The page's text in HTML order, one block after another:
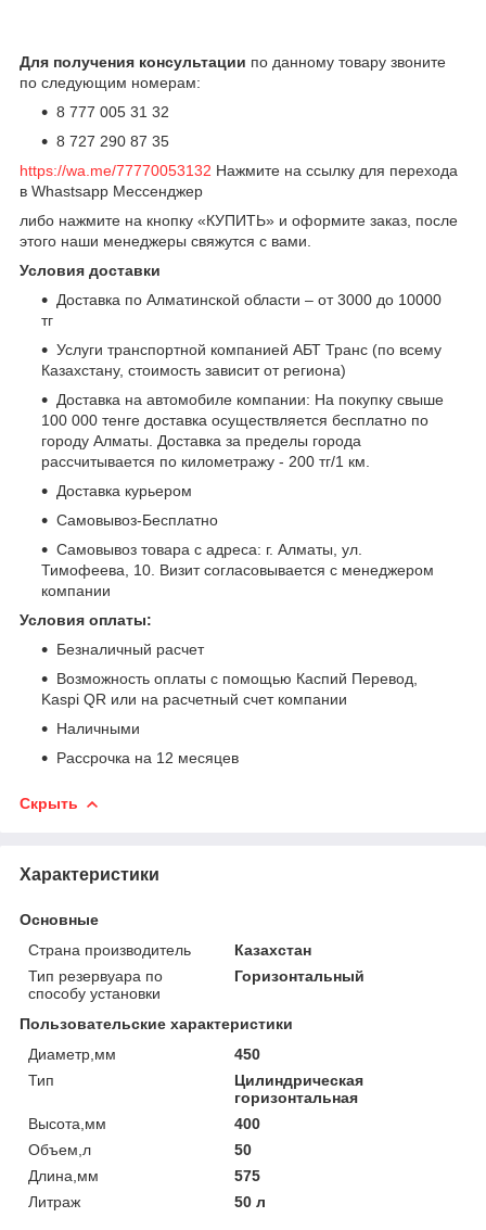
Для получения консультации по данному товару звоните
по следующим номерам:
8 777 005 31 32
8 727 290 87 35
https://wa.me/77770053132 Нажмите на ссылку для перехода
в Whastsapp Мессенджер
либо нажмите на кнопку «КУПИТЬ» и оформите заказ, после
этого наши менеджеры свяжутся с вами.
Условия доставки
Доставка по Алматинской области – от 3000 до 10000
тг
Услуги транспортной компанией АБТ Транс (по всему
Казахстану, стоимость зависит от региона)
Доставка на автомобиле компании: На покупку свыше
100 000 тенге доставка осуществляется бесплатно по
городу Алматы. Доставка за пределы города
рассчитывается по километражу - 200 тг/1 км.
Доставка курьером
Самовывоз-Бесплатно
Самовывоз товара с адреса: г. Алматы, ул.
Тимофеева, 10. Визит согласовывается с менеджером
компании
Условия оплаты:
Безналичный расчет
Возможность оплаты с помощью Каспий Перевод,
Kaspi QR или на расчетный счет компании
Наличными
Рассрочка на 12 месяцев
Скрыть
Характеристики
Основные
Страна производитель
Казахстан
Тип резервуара по
способу установки
Горизонтальный
Пользовательские характеристики
Диаметр,мм
450
Тип
Цилиндрическая
горизонтальная
Высота,мм
400
Объем,л
50
Длина,мм
575
Литраж
50 л